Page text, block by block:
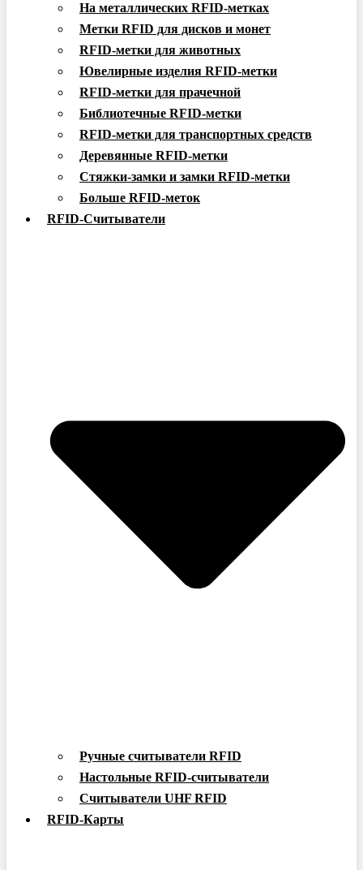
На металлических RFID-метках
Метки RFID для дисков и монет
RFID-метки для животных
Ювелирные изделия RFID-метки
RFID-метки для прачечной
Библиотечные RFID-метки
RFID-метки для транспортных средств
Деревянные RFID-метки
Стяжки-замки и замки RFID-метки
Больше RFID-меток
RFID-Считыватели
Ручные считыватели RFID
Настольные RFID-считыватели
Считыватели UHF RFID
RFID-Карты